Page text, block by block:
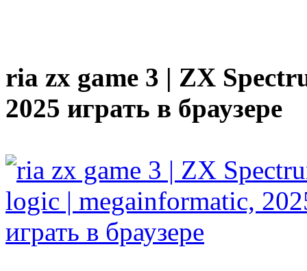
ria zx game 3 | ZX
2025 играть в браузере